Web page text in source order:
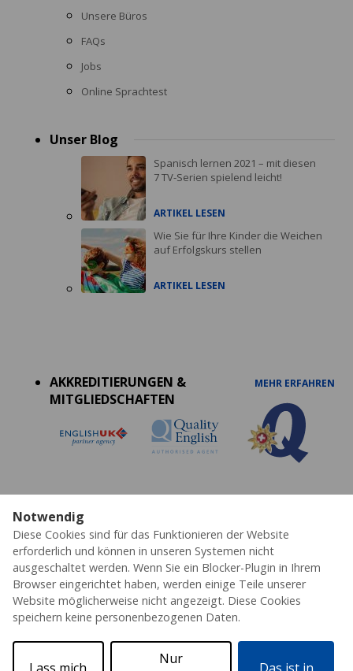
Notwendig
Diese Cookies sind für das Funktionieren der Website
erforderlich und können in unseren Systemen nicht
ausgeschaltet werden. Wenn Sie ein Blocker-Plugin in Ihrem
Browser eingerichtet haben, werden einige Teile unserer
Website möglicherweise nicht angezeigt. Diese Cookies
speichern keine personenbezogenen Daten.
Nur
Unsere Büros
FAQs
Jobs
Online Sprachtest
Unser Blog
Spanisch lernen 2021 – mit diesen
7 TV-Serien spielend leicht!
ARTIKEL LESEN
Wie Sie für Ihre Kinder die Weichen
auf Erfolgskurs stellen
ARTIKEL LESEN
AKKREDITIERUNGEN &
MITGLIEDSCHAFTEN
MEHR ERFAHREN
Datenschutz Cookies AGB's
Impressum
Erklärung zur Barrierefreiheit
© 2026 ESL – Alle Rechte vorbehalten